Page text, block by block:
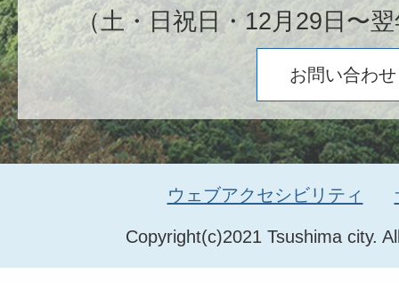
（土・日祝日・12月29日〜
お問い合わせ
Copyright(c)2021 Tsushima city.
ウェブアクセシビリティ